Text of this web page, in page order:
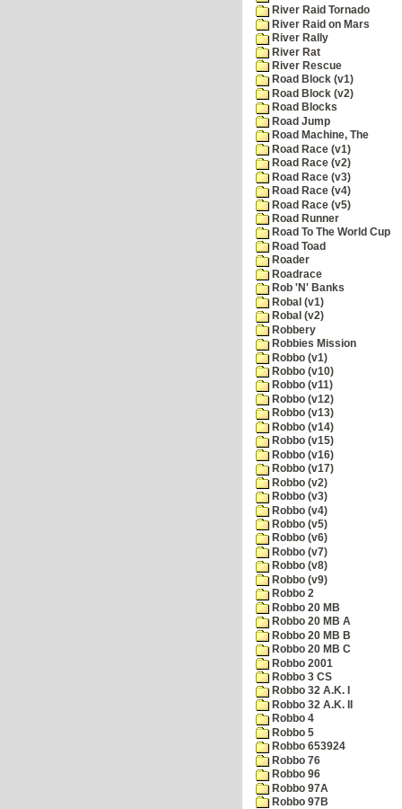
River Raid Tornado
River Raid on Mars
River Rally
River Rat
River Rescue
Road Block (v1)
Road Block (v2)
Road Blocks
Road Jump
Road Machine, The
Road Race (v1)
Road Race (v2)
Road Race (v3)
Road Race (v4)
Road Race (v5)
Road Runner
Road To The World Cup
Road Toad
Roader
Roadrace
Rob 'N' Banks
Robal (v1)
Robal (v2)
Robbery
Robbies Mission
Robbo (v1)
Robbo (v10)
Robbo (v11)
Robbo (v12)
Robbo (v13)
Robbo (v14)
Robbo (v15)
Robbo (v16)
Robbo (v17)
Robbo (v2)
Robbo (v3)
Robbo (v4)
Robbo (v5)
Robbo (v6)
Robbo (v7)
Robbo (v8)
Robbo (v9)
Robbo 2
Robbo 20 MB
Robbo 20 MB A
Robbo 20 MB B
Robbo 20 MB C
Robbo 2001
Robbo 3 CS
Robbo 32 A.K. I
Robbo 32 A.K. II
Robbo 4
Robbo 5
Robbo 653924
Robbo 76
Robbo 96
Robbo 97A
Robbo 97B